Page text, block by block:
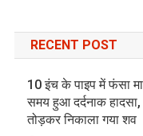
RECENT POST
10 इंच के पाइप में फंसा
समय हुआ दर्दनाक
तोड़कर निकाला गया शव